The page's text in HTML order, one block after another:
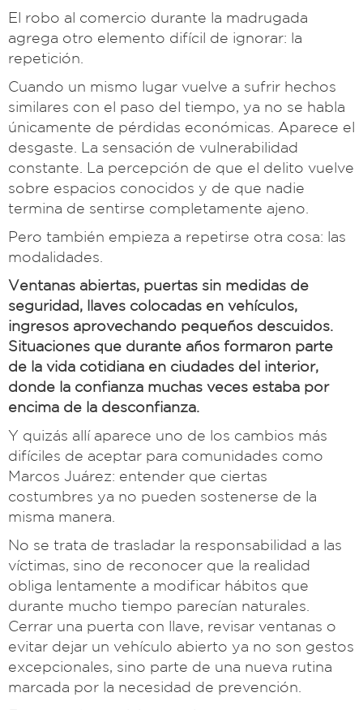
El robo al comercio durante la madrugada
agrega otro elemento difícil de ignorar: la
repetición.
Cuando un mismo lugar vuelve a sufrir hechos
similares con el paso del tiempo, ya no se habla
únicamente de pérdidas económicas. Aparece el
desgaste. La sensación de vulnerabilidad
constante. La percepción de que el delito vuelve
sobre espacios conocidos y de que nadie
termina de sentirse completamente ajeno.
Pero también empieza a repetirse otra cosa: las
modalidades.
Ventanas abiertas, puertas sin medidas de
seguridad, llaves colocadas en vehículos,
ingresos aprovechando pequeños descuidos.
Situaciones que durante años formaron parte
de la vida cotidiana en ciudades del interior,
donde la confianza muchas veces estaba por
encima de la desconfianza.
Y quizás allí aparece uno de los cambios más
difíciles de aceptar para comunidades como
Marcos Juárez: entender que ciertas
costumbres ya no pueden sostenerse de la
misma manera.
No se trata de trasladar la responsabilidad a las
víctimas, sino de reconocer que la realidad
obliga lentamente a modificar hábitos que
durante mucho tiempo parecían naturales.
Cerrar una puerta con llave, revisar ventanas o
evitar dejar un vehículo abierto ya no son gestos
excepcionales, sino parte de una nueva rutina
marcada por la necesidad de prevención.